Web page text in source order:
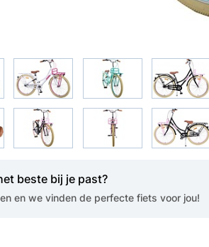
beste bij je past?
en we vinden de perfecte fiets voor jou!